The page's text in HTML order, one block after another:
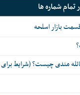
تمام شماره ها
بازار اسلحه
مندی چیست؟ (شرایط برای